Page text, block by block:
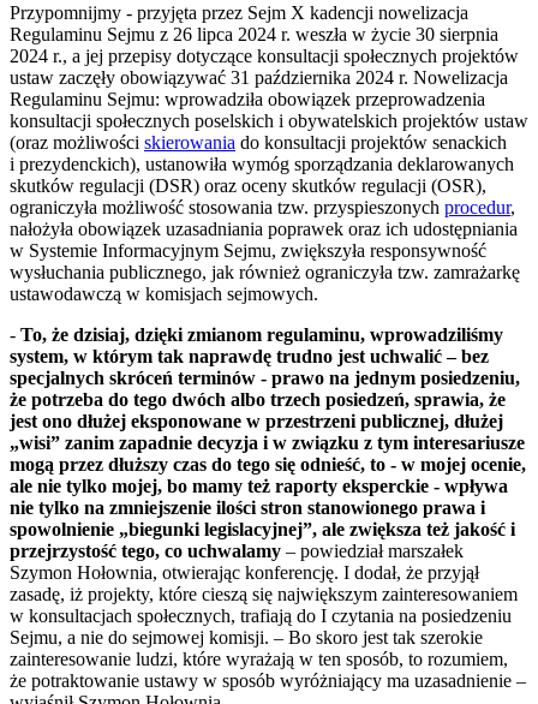
Przypomnijmy - przyjęta przez Sejm X kadencji nowelizacja
Regulaminu Sejmu z 26 lipca 2024 r. weszła w życie 30 sierpnia
2024 r., a jej przepisy dotyczące konsultacji społecznych projektów
ustaw zaczęły obowiązywać 31 października 2024 r. Nowelizacja
Regulaminu Sejmu: wprowadziła obowiązek przeprowadzenia
konsultacji społecznych poselskich i obywatelskich projektów ustaw
(oraz możliwości skierowania do konsultacji projektów senackich
i prezydenckich), ustanowiła wymóg sporządzania deklarowanych
skutków regulacji (DSR) oraz oceny skutków regulacji (OSR),
ograniczyła możliwość stosowania tzw. przyspieszonych procedur,
nałożyła obowiązek uzasadniania poprawek oraz ich udostępniania
w Systemie Informacyjnym Sejmu, zwiększyła responsywność
wysłuchania publicznego, jak również ograniczyła tzw. zamrażarkę
ustawodawczą w komisjach sejmowych.
- To, że dzisiaj, dzięki zmianom regulaminu, wprowadziliśmy
system, w którym tak naprawdę trudno jest uchwalić – bez
specjalnych skróceń terminów - prawo na jednym posiedzeniu,
że potrzeba do tego dwóch albo trzech posiedzeń, sprawia, że
jest ono dłużej eksponowane w przestrzeni publicznej, dłużej
„wisi” zanim zapadnie decyzja i w związku z tym interesariusze
mogą przez dłuższy czas do tego się odnieść, to - w mojej ocenie,
ale nie tylko mojej, bo mamy też raporty eksperckie - wpływa
nie tylko na zmniejszenie ilości stron stanowionego prawa i
spowolnienie „biegunki legislacyjnej”, ale zwiększa też jakość i
przejrzystość tego, co uchwalamy – powiedział marszałek
Szymon Hołownia, otwierając konferencję. I dodał, że przyjął
zasadę, iż projekty, które cieszą się największym zainteresowaniem
w konsultacjach społecznych, trafiają do I czytania na posiedzeniu
Sejmu, a nie do sejmowej komisji. – Bo skoro jest tak szerokie
zainteresowanie ludzi, które wyrażają w ten sposób, to rozumiem,
że potraktowanie ustawy w sposób wyróżniający ma uzasadnienie –